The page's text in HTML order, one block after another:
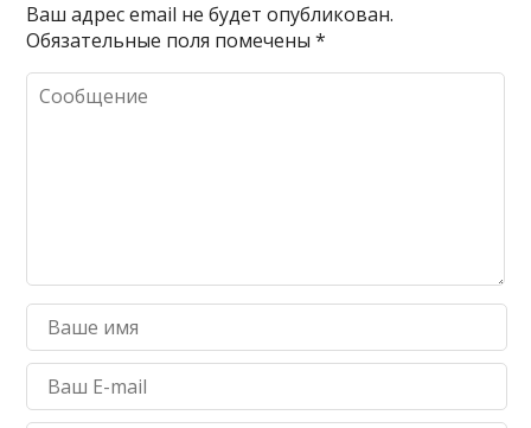
Ваш адрес email не будет опубликован.
Обязательные поля помечены*